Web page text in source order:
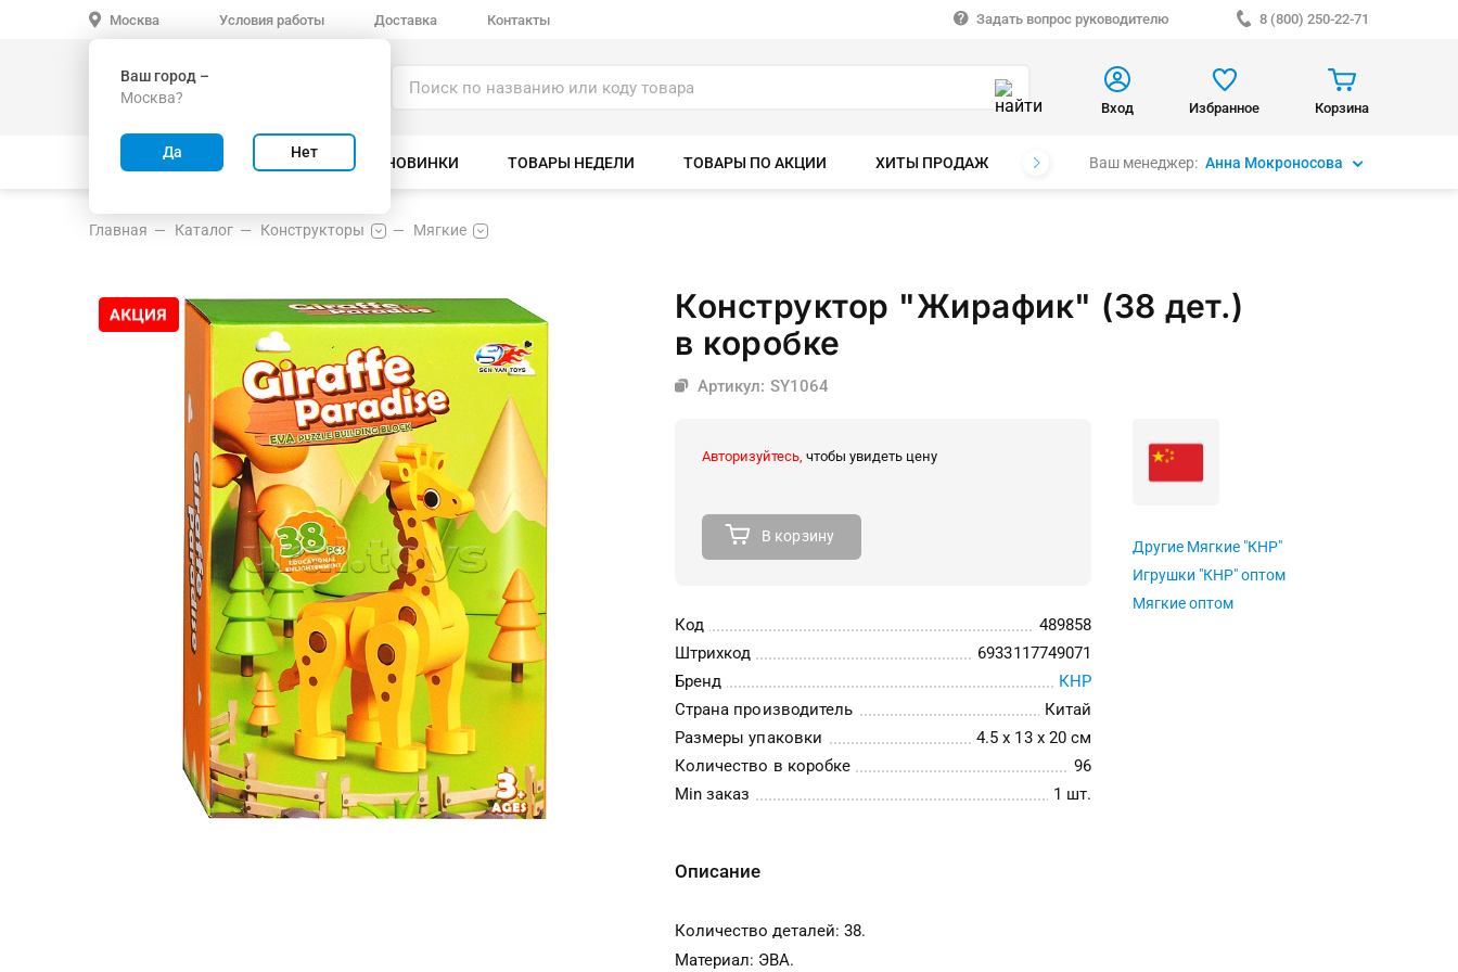
Москва
Ваш город –
Москва?
Да Нет
Условия работы Доставка Контакты Задать вопрос руководителю 8 (800) 250-22-71
Вход Избранное Корзина
ВСЕ ТОВАРЫ ВЕЛОСИПЕДЫ НОВИНКИ ТОВАРЫ НЕДЕЛИ ТОВАРЫ ПО АКЦИИ ХИТЫ ПРОДАЖ БРЕНДЫВаш менеджер: Анна Мокроносова
Главная Каталог Конструкторы Мягкие
Конструктор "Жирафик" (38 дет.)
в коробке
Артикул: SY1064
Авторизуйтесь, чтобы увидеть цену
В корзину
Код
489858
Штрихкод
6933117749071
Бренд
КНР
Страна производитель
Китай
Размеры упаковки
4.5 x 13 x 20 см
Количество в коробке
96
Min заказ
1 шт.
Описание
Количество деталей: 38.
Материал: ЭВА.
Другие Мягкие "КНР"
Игрушки "КНР" оптом
Мягкие оптом